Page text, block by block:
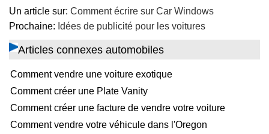
Un article sur: Comment écrire sur Car Windows
Prochaine: Idées de publicité pour les voitures
Articles connexes automobiles
Comment vendre une voiture exotique
Comment créer une Plate Vanity
Comment créer une facture de vendre votre voiture
Comment vendre votre véhicule dans l'Oregon